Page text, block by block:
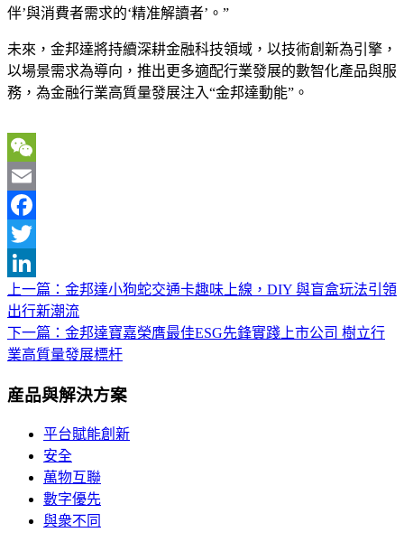
伴’與消費者需求的‘精准解讀者’。”
未來，金邦達將持續深耕金融科技領域，以技術創新為引擎，
以場景需求為導向，推出更多適配行業發展的數智化產品與服
務，為金融行業高質量發展注入“金邦達動能”。
WeChat
Email
Facebook
Twitter
LinkedIn
文
章
導
覽
上一篇：金邦達小狗蛇交通卡趣味上線，DIY 與盲盒玩法引領
出行新潮流
下一篇：金邦達寶嘉榮膺最佳ESG先鋒實踐上市公司 樹立行
業高質量發展標杆
産品與解決方案
平台賦能創新
安全
萬物互聯
數字優先
與衆不同